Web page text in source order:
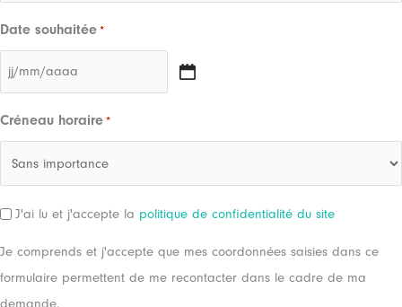
Date souhaitée *
slash
AAAA
Créneau horaire *
RGPDJ'ai lu et j'accepte la politique de confidentialité du site
Je comprends et j'accepte que mes coordonnées saisies dans ce
formulaire permettent de me recontacter dans le cadre de ma